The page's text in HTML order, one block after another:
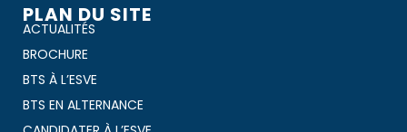
PLAN DU SITE
ACTUALITÉS
BROCHURE
BTS À L’ESVE
BTS EN ALTERNANCE